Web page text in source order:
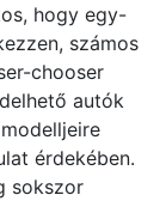
hogy egy-
számos
chooser
autók
érdekében.
sokszor